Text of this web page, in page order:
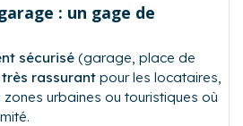
: un gage de
sécurisé (garage, place de
très rassurant pour les locataires,
urbaines ou touristiques où